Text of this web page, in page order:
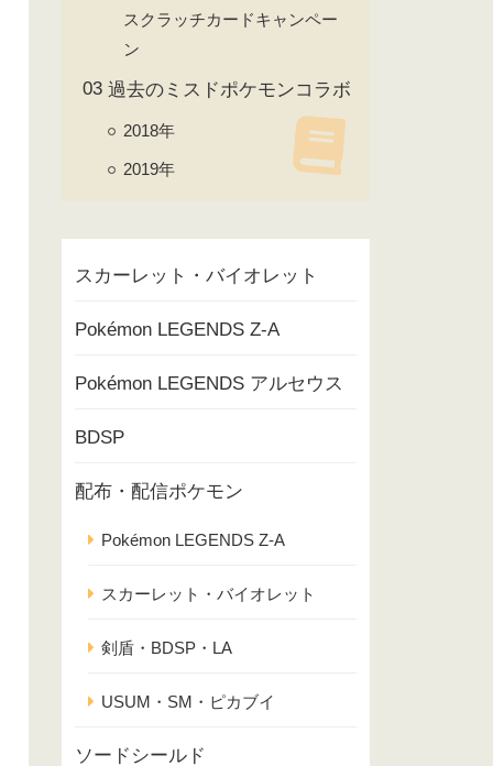
スクラッチカードキャンペー
ン
過去のミスドポケモンコラボ
2018年
2019年
スカーレット・バイオレット
Pokémon LEGENDS Z-A
Pokémon LEGENDS アルセウス
BDSP
配布・配信ポケモン
Pokémon LEGENDS Z-A
スカーレット・バイオレット
剣盾・BDSP・LA
USUM・SM・ピカブイ
ソードシールド